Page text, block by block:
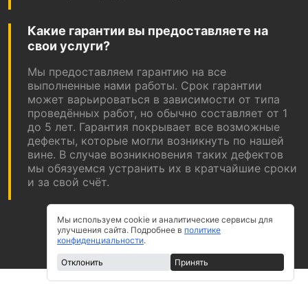
Какие гарантии вы предоставляете на
свои услуги?
Мы предоставляем гарантию на все
выполненные нами работы. Срок гарантии
может варьироваться в зависимости от типа
проведённых работ, но обычно составляет от 1
до 5 лет. Гарантия покрывает все возможные
дефекты, которые могли возникнуть по нашей
вине. В случае возникновения таких дефектов
мы обязуемся устранить их в кратчайшие сроки
и за свой счёт.
Мы используем cookie и аналитические сервисы для
улучшения сайта. Подробнее в политике
конфиденциальности.
Отклонить Принять